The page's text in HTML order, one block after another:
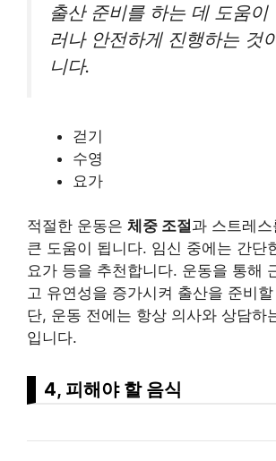
출산 준비를 하는 데 도움이
러나 안전하게 진행하는 것
니다.
걷기
수영
요가
적절한 운동은 체중 조절과 스트레
큰 도움이 됩니다. 임신 중에는 간단
요가 등을 추천합니다. 운동을 통해
고 유연성을 증가시켜 출산을 준비
단, 운동 전에는 항상 의사와 상담하
입니다.
4, 피해야 할 음식